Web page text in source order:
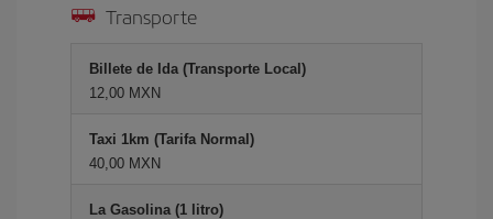
Transporte
Billete de Ida (Transporte Local)
12,00 MXN
Taxi 1km (Tarifa Normal)
40,00 MXN
La Gasolina (1 litro)